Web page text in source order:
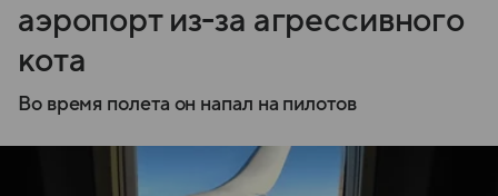
аэропорт из-за агрессивного
кота
Во время полета он напал на пилотов